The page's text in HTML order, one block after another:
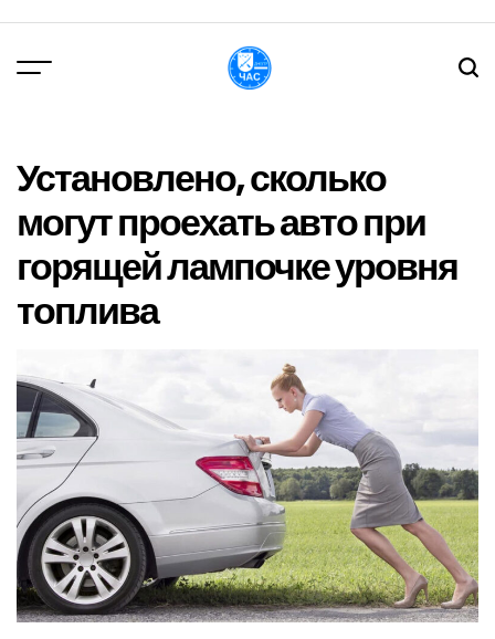
вмісту
Установлено, сколько
могут проехать авто при
горящей лампочке уровня
топлива